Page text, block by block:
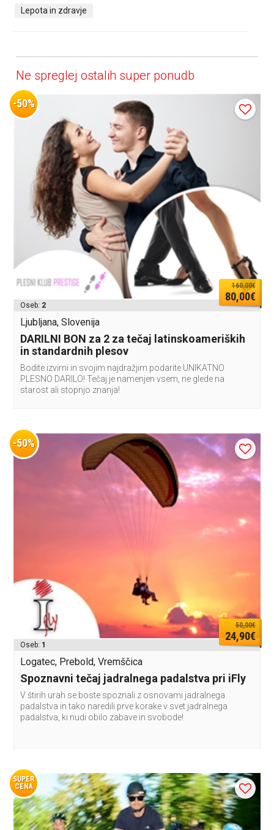
Lepota in zdravje
Ne spreglej ostalih super ponudb
-50%
160,00€
80,00€
Oseb: 2
Ljubljana, Slovenija
DARILNI BON za 2 za tečaj latinskoameriških
in standardnih plesov
Bodite izvirni in svojim najdražjim podarite UNIKATNO
PLESNO DARILO! Tečaj je namenjen vsem, ne glede na
starost ali stopnjo znanja!
-50%
50,00€
24,90€
Oseb: 1
Logatec, Prebold, Vremščica
Spoznavni tečaj jadralnega padalstva pri iFly
V štirih urah se boste spoznali z osnovami jadralnega
padalstva in tako naredili prve korake v svet jadralnega
padalstva, ki nudi obilo zabave in svobode!
SUPER
CENA